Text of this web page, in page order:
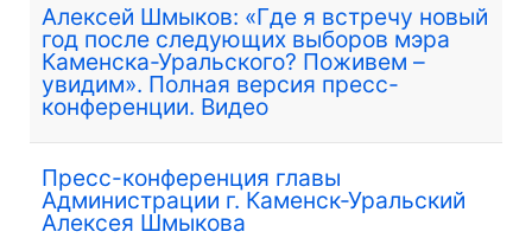
Алексей Шмыков: «Где я встречу новый
год после следующих выборов мэра
Каменска-Уральского? Поживем –
увидим». Полная версия пресс-
конференции. Видео
Пресс-конференция главы
Администрации г. Каменск-Уральский
Алексея Шмыкова